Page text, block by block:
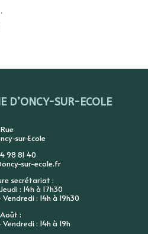
D’ONCY-SUR-ECOLE
sur-Ecole
98 81 40
sur-ecole.fr
secrétariat :
: 14h à 17h30
: 14h à 19h30
:
: 14h à 19h